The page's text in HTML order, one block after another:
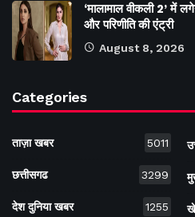
‘मालामाल वीकली 2’ में
और परिणीति की एंट्री
August 8, 2026
Categories
ताज़ा खबर 5011
छत्तीसगढ 3299
देश दुनिया खबर 1255